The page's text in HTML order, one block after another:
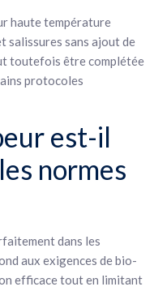
haute température
salissures sans ajout de
toutefois être complétée
protocoles
est-il
normes
dans les
aux exigences de bio-
efficace tout en limitant